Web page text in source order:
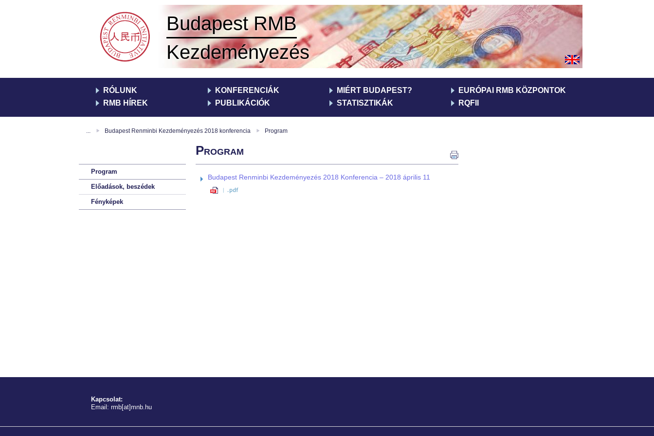
Budapest RMB
Kezdeményezés
RÓLUNK KONFERENCIÁK MIÉRT BUDAPEST?
EURÓPAI RMB KÖZPONTOK
RMB HÍREK
PUBLIKÁCIÓK STATISZTIKÁK RQFII
... Budapest Renminbi Kezdeményezés 2018 konferencia Program
Program
Előadások, beszédek
Fényképek
Program
Budapest Renminbi Kezdeményezés 2018 Konferencia – 2018 április 11
Kapcsolat:
Email: rmb[at]mnb.hu